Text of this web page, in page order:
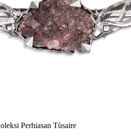
Perhiasan Tùsaire